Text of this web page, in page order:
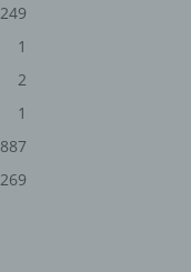
1
2
1